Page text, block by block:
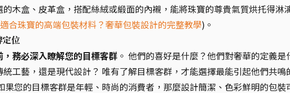
的木盒、皮革盒，搭配絲絨或緞面的內襯，能將珠寶的尊貴氣質烘托得淋
合珠寶的高端包裝材料？奢華包裝設計的完整教學)。
定位
務必深入瞭解您的目標客群 。 他們的喜好是什麼？他們對奢華的定義是
工藝，還是現代設計？ 唯有了解目標客群，才能選擇最能引起他們共鳴
果您的目標客群是年輕、時尚的消費者，那麼設計簡潔、色彩鮮明的包裝